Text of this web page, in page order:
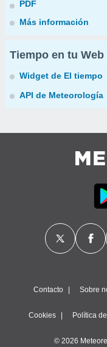
PDF
Más información
Tiempo en tu Web
Widget de El tiempo
API de Meteorología
Contacto Sobre
Cookies Política
© 2026